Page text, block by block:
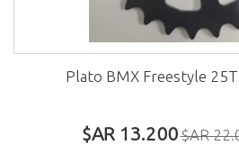
Plato BMX Freestyle 25T
$AR 13.200$AR